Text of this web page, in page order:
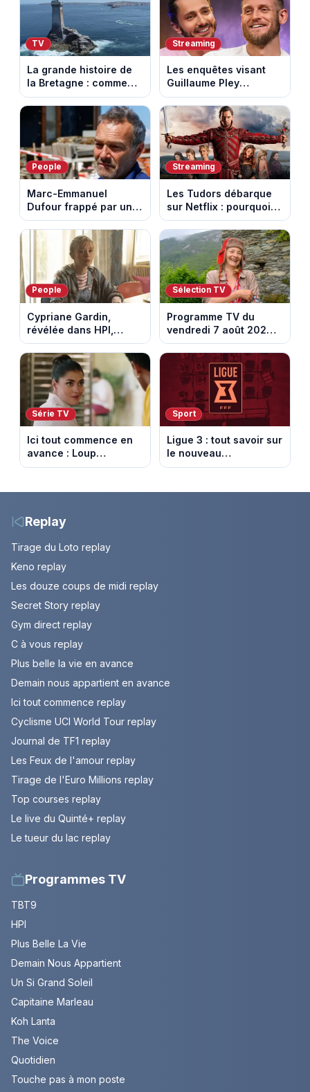
TV
La grande histoire de
la Bretagne : comment
les Bretons ont
défendu leur culture
au fil des décennies
Streaming
Les enquêtes visant
Guillaume Pley
poussent Ragnar Le
Breton à quitter la
tournée Legend
People
Marc-Emmanuel
Dufour frappé par un
terrible incendie : son
chalet part en fumée
Streaming
Les Tudors débarque
sur Netflix : pourquoi la
série n’a rien perdu de
son pouvoir
People
Cypriane Gardin,
révélée dans HPI,
lance une cagnotte
après des difficultés
financières
Sélection TV
Programme TV du
vendredi 7 août 2026 :
notre sélection pour
votre soirée télé
Série TV
Ici tout commence en
avance : Loup
découvre la trahison
10 août 2026 (spoiler)
Sport
Ligue 3 : tout savoir sur
le nouveau
championnat qui
Replay
Tirage du Loto replay
Keno replay
Les douze coups de midi replay
Secret Story replay
Gym direct replay
C à vous replay
Plus belle la vie en avance
Demain nous appartient en avance
Ici tout commence replay
Cyclisme UCI World Tour replay
Journal de TF1 replay
Les Feux de l'amour replay
Tirage de l'Euro Millions replay
Top courses replay
Le live du Quinté+ replay
Le tueur du lac replay
Programmes TV
TBT9
HPI
Plus Belle La Vie
Demain Nous Appartient
Un Si Grand Soleil
Capitaine Marleau
Koh Lanta
The Voice
Quotidien
Touche pas à mon poste